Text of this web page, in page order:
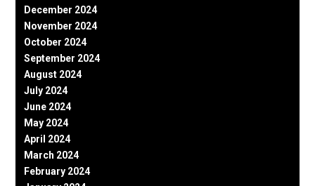
December 2024
November 2024
October 2024
September 2024
August 2024
July 2024
June 2024
May 2024
April 2024
March 2024
February 2024